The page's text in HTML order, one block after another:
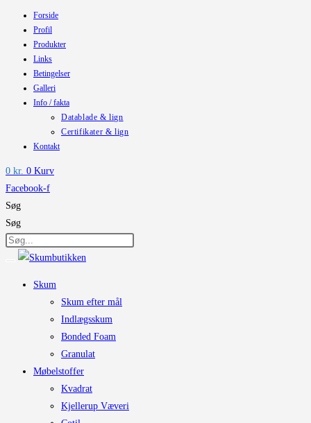
Forside
Profil
Produkter
Links
Betingelser
Galleri
Info / fakta
Datablade & lign
Certifikater & lign
Kontakt
0 kr. 0 Kurv
Facebook-f
Søg
Søg
Skum
Skum efter mål
Indlægsskum
Bonded Foam
Granulat
Møbelstoffer
Kvadrat
Kjellerup Væveri